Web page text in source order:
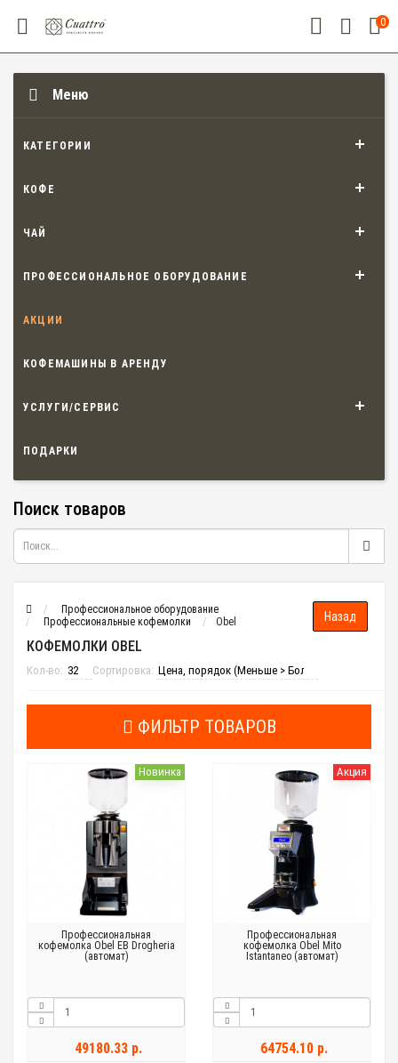
0
Меню
КАТЕГОРИИ
КОФЕ
ЧАЙ
ПРОФЕССИОНАЛЬНОЕ ОБОРУДОВАНИЕ
АКЦИИ
КОФЕМАШИНЫ В АРЕНДУ
УСЛУГИ/СЕРВИС
ПОДАРКИ
Поиск товаров
Профессиональное оборудование
Профессиональные кофемолки
Obel
КОФЕМОЛКИ OBEL
Кол-во: Сортировка:
ФИЛЬТР ТОВАРОВ
Новинка
Профессиональная
кофемолка Obel EB Drogheria
(автомат)
49180.33 р.
Акция
Профессиональная
кофемолка Obel Mito
Istantaneo (автомат)
64754.10 р.